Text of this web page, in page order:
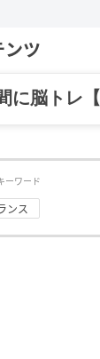
ンツ
脳トレ【
ーワード
ンス